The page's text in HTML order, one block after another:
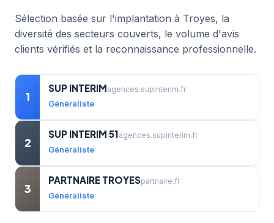
Sélection basée sur l'implantation à Troyes, la
diversité des secteurs couverts, le volume d'avis
clients vérifiés et la reconnaissance professionnelle.
1
SUP INTERIMagences.supinterim.fr
Généraliste
2
SUP INTERIM 51agences.supinterim.fr
Généraliste
3
PARTNAIRE TROYESpartnaire.fr
Généraliste